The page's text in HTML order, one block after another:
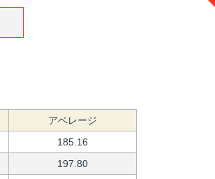
アベレージ
185.16
197.80